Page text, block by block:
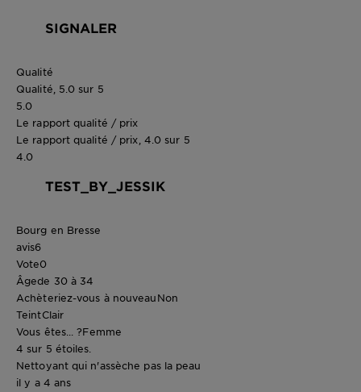
SIGNALER
Qualité
Qualité, 5.0 sur 5
5.0
Le rapport qualité / prix
Le rapport qualité / prix, 4.0 sur 5
4.0
TEST_BY_JESSIK
Bourg en Bresse
avis6
Vote0
Âgede 30 à 34
Achèteriez-vous à nouveauNon
TeintClair
Vous êtes... ?Femme
4 sur 5 étoiles.
Nettoyant qui n'assèche pas la peau
il y a 4 ans